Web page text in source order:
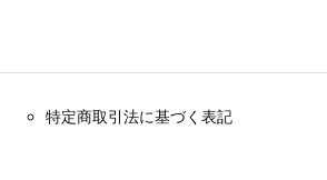
特定商取引法に基づく表記